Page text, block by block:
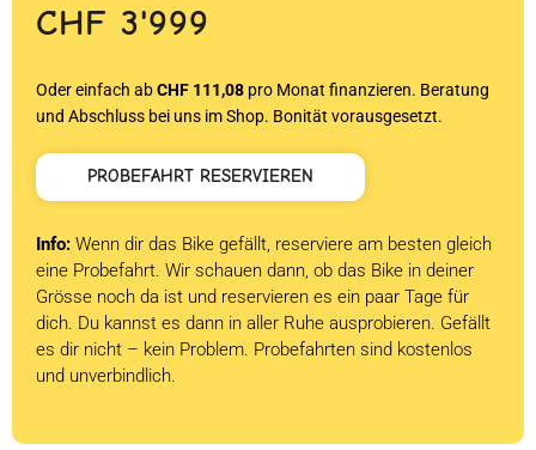
CHF 3'999
Oder einfach abCHF 111,08 pro Monat finanzieren. Beratung
und Abschluss bei uns im Shop. Bonität vorausgesetzt.
PROBEFAHRT RESERVIEREN
Info: Wenn dir das Bike gefällt, reserviere am besten gleich
eine Probefahrt. Wir schauen dann, ob das Bike in deiner
Grösse noch da ist und reservieren es ein paar Tage für
dich. Du kannst es dann in aller Ruhe ausprobieren. Gefällt
es dir nicht – kein Problem. Probefahrten sind kostenlos
und unverbindlich.